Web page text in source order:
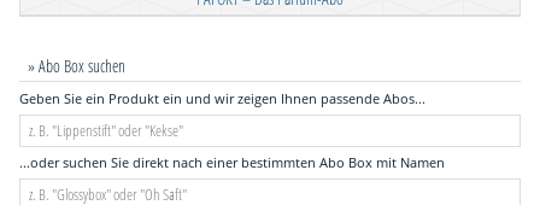
» Abo Box suchen
Geben Sie ein Produkt ein und wir zeigen Ihnen passende Abos...
...oder suchen Sie direkt nach einer bestimmten Abo Box mit Namen